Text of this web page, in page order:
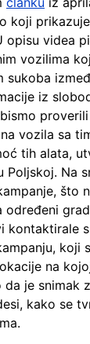
koji
opisu videa
vozilima
sukoba
iz
vozila sa
tih alata,
Poljskoj. Na
što
određeni
kontaktirale
koji
na
je snimak
kako se